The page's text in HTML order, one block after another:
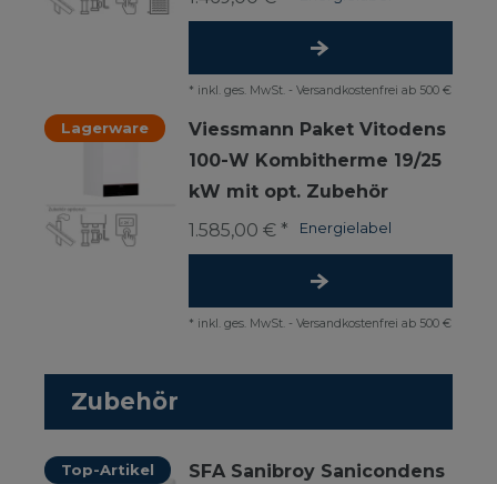
* inkl. ges. MwSt. - Versandkostenfrei ab 500 €
Lagerware
Viessmann Paket Vitodens
100-W Kombitherme 19/25
kW mit opt. Zubehör
Energielabel
1.585,00 € *
* inkl. ges. MwSt. - Versandkostenfrei ab 500 €
Zubehör
Top-Artikel
SFA Sanibroy Sanicondens